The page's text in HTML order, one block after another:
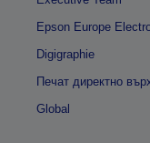
Epson Europe
Digigraphie
Печат директно
Global